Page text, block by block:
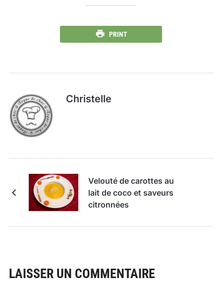
PRINT
Christelle
Velouté de carottes au
lait de coco et saveurs
citronnées
LAISSER UN COMMENTAIRE